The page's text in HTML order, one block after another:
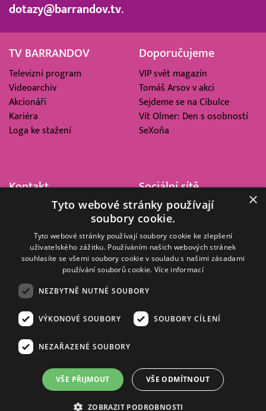
dotazy@barrandov.tv.
TV BARRANDOV
Televizní program
Videoarchiv
Akcionáři
Kariéra
Loga ke stažení
Doporučujeme
VIP svět magazín
Tomáš Arsov v akci
Sejdeme se na Cibulce
Vít Olmer: Den s osobností
SeXoňa
Kontakt
Barrandov Televizní Studio,
Kříženeckého nám. 322
152 00 Praha 5
IČ 416 93 311
Sociální sítě
© 2008–2026 EMPRESA MEDIA, a.s. Všechna práva vyhrazena.
Zásady ochrany osobních a dalších zpracovávaných údajů
Informace o měření sledovanosti videa ve video archivu
Nielsen Digital Measurement
. Využíváme grafické podklady z
depositphotos.com .
×
Tyto webové stránky používají
soubory cookie.
Tyto webové stránky používají soubory cookie ke zlepšení
uživatelského zážitku. Používáním našich webových stránek
souhlasíte se všemi soubory cookie v souladu s našimi zásadami
používání souborů cookie. Více informací
NEZBYTNĚ NUTNÉ SOUBORY
VÝKONOVÉ SOUBORY SOUBORY CÍLENÍ
NEZAŘAZENÉ SOUBORY
VŠE PŘIJMOUT VŠE ODMÍTNOUT
ZOBRAZIT PODROBNOSTI